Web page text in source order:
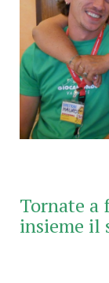
Tornate a
insieme il